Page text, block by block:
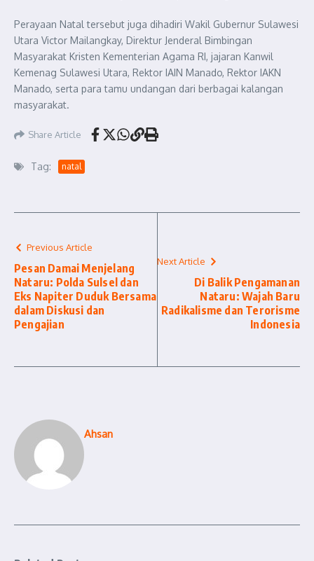
Perayaan Natal tersebut juga dihadiri Wakil Gubernur Sulawesi
Utara Victor Mailangkay, Direktur Jenderal Bimbingan
Masyarakat Kristen Kementerian Agama RI, jajaran Kanwil
Kemenag Sulawesi Utara, Rektor IAIN Manado, Rektor IAKN
Manado, serta para tamu undangan dari berbagai kalangan
masyarakat.
Share Article
Tag: natal
Previous Article
Pesan Damai Menjelang
Nataru: Polda Sulsel dan
Eks Napiter Duduk Bersama
dalam Diskusi dan
Pengajian
Next Article
Di Balik Pengamanan
Nataru: Wajah Baru
Radikalisme dan Terorisme
Indonesia
Ahsan